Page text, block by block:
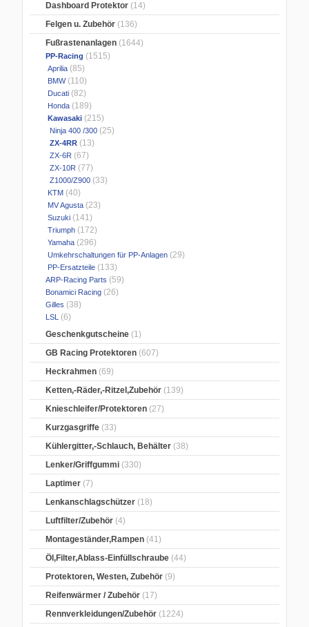
Dashboard Protektor (14)
Felgen u. Zubehör (136)
Fußrastenanlagen (1644)
PP-Racing (1515)
Aprilia (85)
BMW(110)
Ducati (82)
Honda (189)
Kawasaki (215)
Ninja 400 /300 (25)
ZX-4RR (13)
ZX-6R (67)
ZX-10R (77)
Z1000/Z900 (33)
KTM (40)
MV Agusta (23)
Suzuki (141)
Triumph (172)
Yamaha (296)
Umkehrschaltungen für PP-Anlagen (29)
PP-Ersatzteile (133)
ARP-Racing Parts (59)
Bonamici Racing (26)
Gilles (38)
LSL
(6)
Geschenkgutscheine (1)
GB Racing Protektoren (607)
Heckrahmen (69)
Ketten,-Räder,-Ritzel,Zubehör (139)
Knieschleifer/Protektoren (27)
Kurzgasgriffe (33)
Kühlergitter,-Schlauch, Behälter (38)
Lenker/Griffgummi (330)
Laptimer (7)
Lenkanschlagschützer (18)
Luftfilter/Zubehör (4)
Montageständer,Rampen (41)
Öl,Filter,Ablass-Einfüllschraube (44)
Protektoren, Westen, Zubehör (9)
Reifenwärmer / Zubehör (17)
Rennverkleidungen/Zubehör (1224)